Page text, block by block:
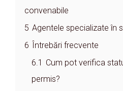
convenabile
5 Agentele specializate în
6
Întrebări frecvente
6.1 Cum pot verifica
permis?